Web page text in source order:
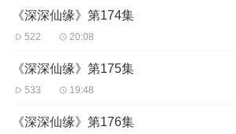
《深深仙缘》第174集
522 20:08
《深深仙缘》第175集
533 19:48
《深深仙缘》第176集